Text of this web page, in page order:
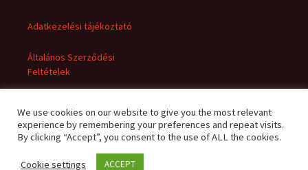
Adatkezelési tájékoztató
Általános Szerződési
Feltételek
Adatkezelési tájékoztató Büszke üzemeltető: WordPress
We use cookies on our website to give you the most relevant
experience by remembering your preferences and repeat visits.
By clicking “Accept”, you consent to the use of ALL the cookies.
Cookie settings ACCEPT